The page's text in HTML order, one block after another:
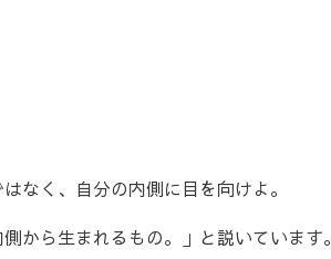
なく、自分の内側に目を向けよ。
から生まれるもの。」と説いています。